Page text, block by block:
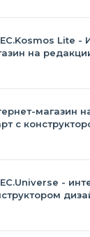
Lite -
на
магазин
с
-